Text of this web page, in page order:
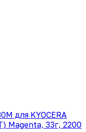
для KYOCERA
Magenta, 33г, 2200